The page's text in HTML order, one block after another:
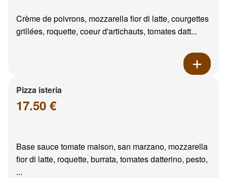
Crème de poivrons, mozzarella fior di latte, courgettes
grillées, roquette, coeur d'artichauts, tomates datt...
Pizza isteria
17.50 €
Base sauce tomate maison, san marzano, mozzarella
fior di latte, roquette, burrata, tomates datterino, pesto,
...